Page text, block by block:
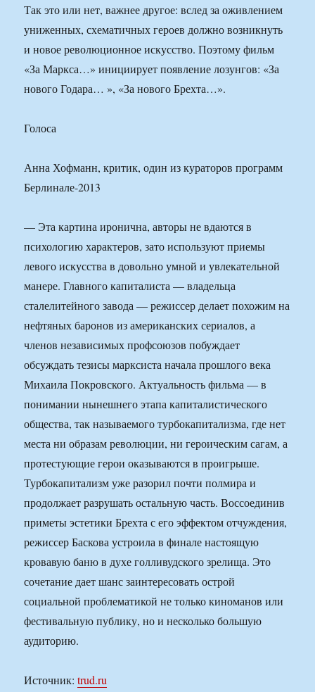
Так это или нет, важнее другое: вслед за оживлением
униженных, схематичных героев должно возникнуть
и новое революционное искусство. Поэтому фильм
«За Маркса…» инициирует появление лозунгов: «За
нового Годара… », «За нового Брехта…».
Голоса
Анна Хофманн, критик, один из кураторов программ
Берлинале-2013
— Эта картина иронична, авторы не вдаются в
психологию характеров, зато используют приемы
левого искусства в довольно умной и увлекательной
манере. Главного капиталиста — владельца
сталелитейного завода — режиссер делает похожим на
нефтяных баронов из американских сериалов, а
членов независимых профсоюзов побуждает
обсуждать тезисы марксиста начала прошлого века
Михаила Покровского. Актуальность фильма — в
понимании нынешнего этапа капиталистического
общества, так называемого турбокапитализма, где нет
места ни образам революции, ни героическим сагам, а
протестующие герои оказываются в проигрыше.
Турбокапитализм уже разорил почти полмира и
продолжает разрушать остальную часть. Воссоединив
приметы эстетики Брехта с его эффектом отчуждения,
режиссер Баскова устроила в финале настоящую
кровавую баню в духе голливудского зрелища. Это
сочетание дает шанс заинтересовать острой
социальной проблематикой не только киноманов или
фестивальную публику, но и несколько большую
аудиторию.
Источник:trud.ru